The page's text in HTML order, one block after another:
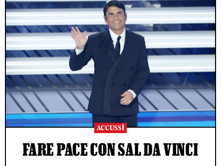
ACCUSSÌ
FARE PACE CON SAL DA VINCI